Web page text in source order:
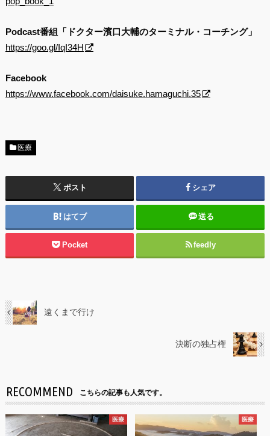
Podcast番組「ドクター濱口大輔のターミナル・コーチング」
https://goo.gl/IqI34H
Facebook
https://www.facebook.com/daisuke.hamaguchi.35
医療
ポスト シェア
はてブ 送る
Pocket feedly
遠くまで行け
決断の独占権
RECOMMEND こちらの記事も人気です。
医療 医療